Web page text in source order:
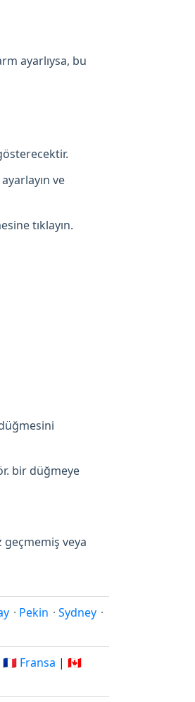
ayarlıysa, bu
ve
tıklayın.
bir düğmeye
geçmemiş veya
· Pekin · Sydney ·
🇫🇷 Fransa | 🇨🇦